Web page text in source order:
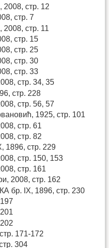
стр. 12
стр. 7
стр. 11
стр. 15
стр. 25
стр. 30
стр. 33
стр. 34, 35
стр. 228
стр. 56, 57
1925, стр. 101
стр. 61
стр. 82
1896, стр. 229
стр. 150, 153
стр. 161
2008, стр. 162
бр. IX, 1896, стр. 230
171-172
304